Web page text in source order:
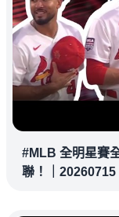
#MLB 全明星賽
聯！｜20260715